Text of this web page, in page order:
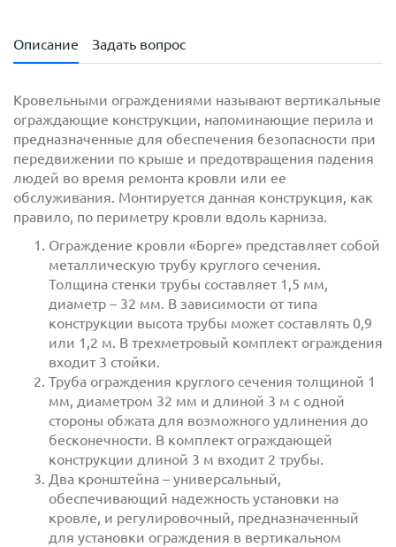
Описание Задать вопрос
с политикой обработки персональных данных
ознакомлен(-а) и даю согласиена обработку
персональных данных
сполитикой конфиденциальности ознакомлен(-а)
и даю согласие
Кровельными ограждениями называют вертикальные
ограждающие конструкции, напоминающие перила и
предназначенные для обеспечения безопасности при
передвижении по крыше и предотвращения падения
людей во время ремонта кровли или ее
обслуживания. Монтируется данная конструкция, как
правило, по периметру кровли вдоль карниза.
Ограждение кровли «Борге» представляет собой
металлическую трубу круглого сечения.
Толщина стенки трубы составляет 1,5 мм,
диаметр – 32 мм. В зависимости от типа
конструкции высота трубы может составлять 0,9
или 1,2 м. В трехметровый комплект ограждения
входит 3 стойки.
Труба ограждения круглого сечения толщиной 1
мм, диаметром 32 мм и длиной 3 м с одной
стороны обжата для возможного удлинения до
бесконечности. В комплект ограждающей
конструкции длиной 3 м входит 2 трубы.
Два кронштейна – универсальный,
обеспечивающий надежность установки на
кровле, и регулировочный, предназначенный
для установки ограждения в вертикальном